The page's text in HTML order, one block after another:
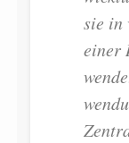
sie in
ei­ner